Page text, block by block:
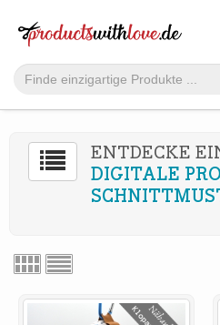
ENTDECKE
DIGITALE